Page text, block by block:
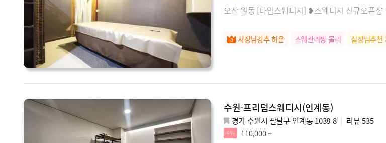
오산 원동 [타임스웨디시] ❥스웨디시 신규오픈
사장님강추 하은 스웨관리짱 몰리 실장님추천
수원-프리덤스웨디시(인계동)
경기 수원시 팔달구 인계동 1038-8 리뷰535
9% 110,000 ~